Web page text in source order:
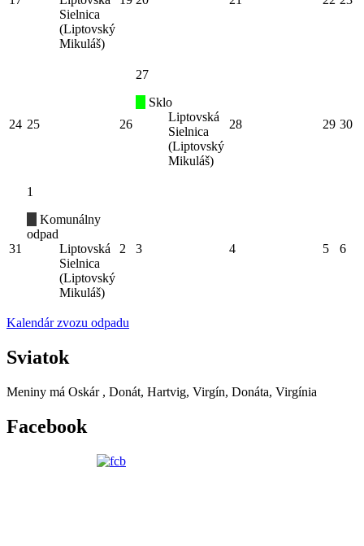
Sielnica
(Liptovský
Mikuláš)
24 25 26
27
Sklo
Liptovská
Sielnica
(Liptovský
Mikuláš)
28 29 30
31
1
Komunálny
odpad
Liptovská
Sielnica
(Liptovský
Mikuláš)
2 3 4 5 6
Kalendár zvozu odpadu
Sviatok
Meniny má Oskár , Donát, Hartvig, Virgín, Donáta, Virgínia
Facebook